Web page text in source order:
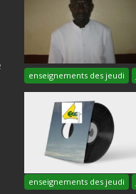
enseignements des jeudi
enseignements des jeudi